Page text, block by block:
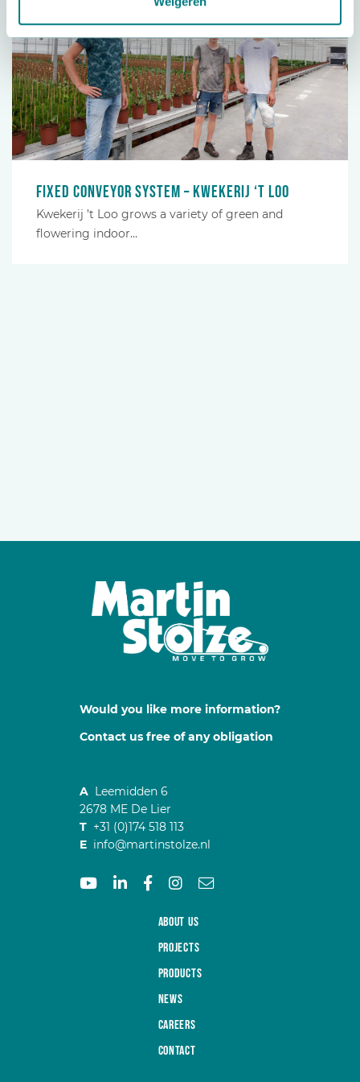
Fixed conveyor system – Kwekerij ‘t Loo
Kwekerij ’t Loo grows a variety of green and
flowering indoor…
Would you like more information?
Contact us free of any obligation
A Leemidden 6
2678 ME De Lier
T +31 (0)174 518 113
E info@martinstolze.nl
About us
Projects
Products
News
Careers
Contact